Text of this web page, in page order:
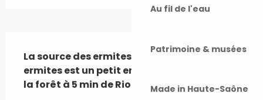
Au fil de l'eau
Patrimoine & musées
Made in Haute-Saône
La source des ermites ou résurgence des
ermites est un petit endroit paisible dans
la forêt à 5 min de Rioz